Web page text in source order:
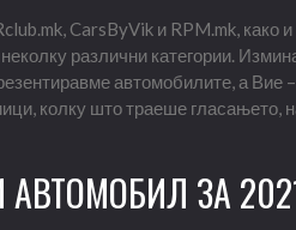
CarsByVik и RPM.mk, како
различни категории.
автомобилите, а Вие
колку што траеше гласањето,
ЗА 2021